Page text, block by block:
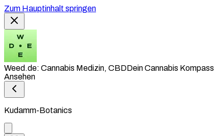
Zum Hauptinhalt springen
Weed.de: Cannabis Medizin, CBDDein Cannabis Kompass
Ansehen
Kudamm-Botanics